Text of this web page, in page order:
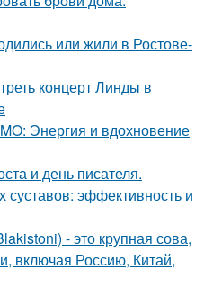
или жили в Ростове-
концерт Линды в
Энергия и вдохновение
и день писателя.
эффективность и
- это крупная сова,
включая Россию, Китай,